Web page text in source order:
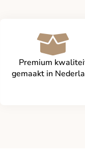
Premium
gemaakt in